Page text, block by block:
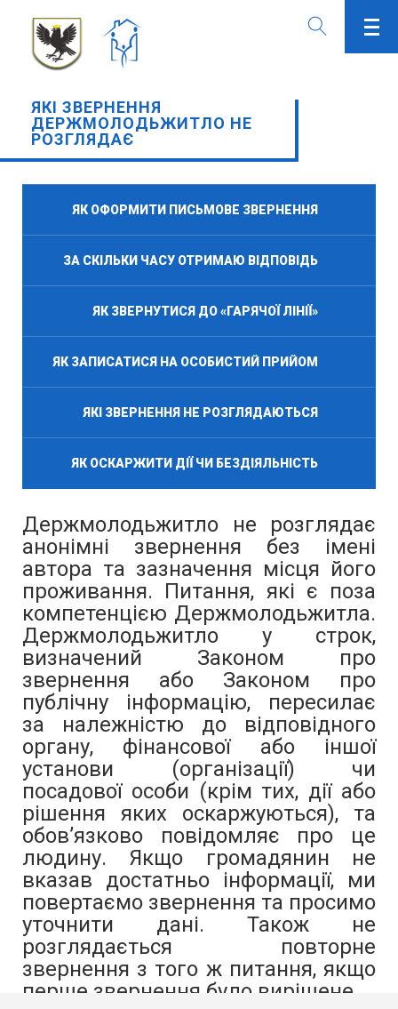
ЯКІ ЗВЕРНЕННЯ
ДЕРЖМОЛОДЬЖИТЛО НЕ
РОЗГЛЯДАЄ
ЯК ОФОРМИТИ ПИСЬМОВЕ ЗВЕРНЕННЯ
ЗА СКІЛЬКИ ЧАСУ ОТРИМАЮ ВІДПОВІДЬ
ЯК ЗВЕРНУТИСЯ ДО «ГАРЯЧОЇ ЛІНІЇ»
ЯК ЗАПИСАТИСЯ НА ОСОБИСТИЙ ПРИЙОМ
ЯКІ ЗВЕРНЕННЯ НЕ РОЗГЛЯДАЮТЬСЯ
ЯК ОСКАРЖИТИ ДІЇ ЧИ БЕЗДІЯЛЬНІСТЬ
Держмолодьжитло не розглядає
анонімні звернення без імені
автора та зазначення місця його
проживання. Питання, які є поза
компетенцією Держмолодьжитла.
Держмолодьжитло у строк,
визначений Законом про
звернення або Законом про
публічну інформацію, пересилає
за належністю до відповідного
органу, фінансової або іншої
установи (організації) чи
посадової особи (крім тих, дії або
рішення яких оскаржуються), та
обов’язково повідомляє про це
людину. Якщо громадянин не
вказав достатньо інформації, ми
повертаємо звернення та просимо
уточнити дані. Також не
розглядається повторне
звернення з того ж питання, якщо
перше звернення було вирішене.